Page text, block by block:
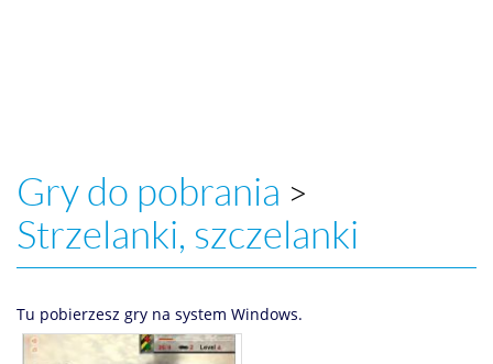
Gry do pobrania >
Strzelanki, szczelanki
Tu pobierzesz gry na system Windows.